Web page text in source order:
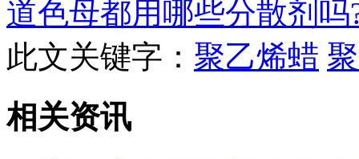
道色母都用哪些分散剂吗
此文关键字： 聚乙烯蜡
相关资讯